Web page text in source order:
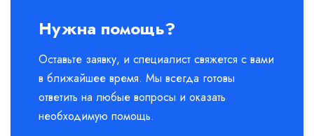
Нужна помощь?
Оставьте заявку, и специалист свяжется с вами
в ближайшее время. Мы всегда готовы
ответить на любые вопросы и оказать
необходимую помощь.